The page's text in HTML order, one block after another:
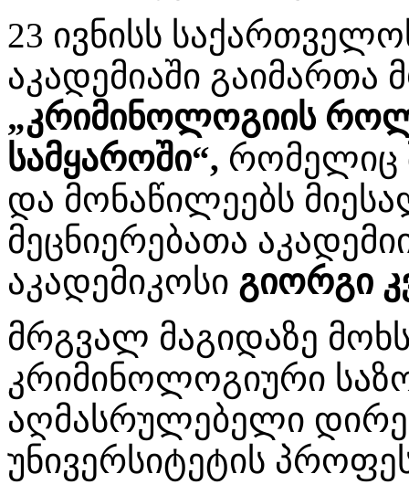
23 ივნისს
აკადემიაში გაიმართა
„კრიმინოლოგიის
სამყაროში“, რომელიც
და მონაწილეებს
მეცნიერებათა
აკადემიკოსი გიორგი
მრგვალ მაგიდაზე
კრიმინოლოგიური
აღმასრულებელი
უნივერსიტეტის